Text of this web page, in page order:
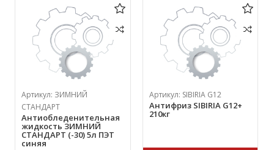
Артикул: ЗИМНИЙ
СТАНДАРТ
Антиобледенительная
жидкость ЗИМНИЙ
СТАНДАРТ (-30) 5л ПЭТ
синяя
Артикул: SIBIRIA G12
Антифриз SIBIRIA G12+
210кг